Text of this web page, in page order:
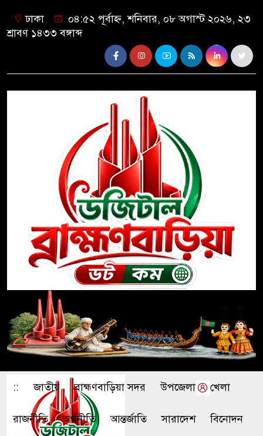
ঢাকা
০৪:৫২ পূর্বাহ্ন, শনিবার, ০৮ অগাস্ট ২০২৬, ২৩
শ্রাবণ ১৪৩৩ বঙ্গাব্দ
:: জাতীয় ব্রাহ্মণবাড়িয়া সদর উপজেলা খেলা
রাজনীতি অর্থনীতি আন্তর্জাতি সারাদেশ বিনোদন